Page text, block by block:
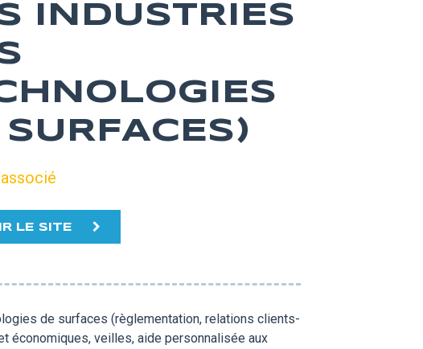
INDUSTRIES
SURFACES)
LE SITE
de surfaces (règlementation, relations clients-
économiques, veilles, aide personnalisée aux